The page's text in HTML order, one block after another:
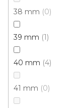
38 mm 0
39 mm 1
40 mm 4
41 mm 0
Buk Buk světlý